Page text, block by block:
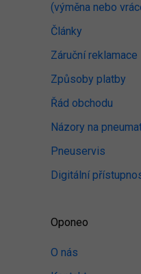
(výměna nebo
Články
Záruční reklamace
Způsoby platby
Řád obchodu
Názory na
Pneuservis
Digitální
Oponeo
O nás